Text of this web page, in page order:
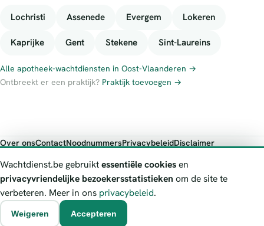
Lochristi Assenede Evergem Lokeren
Kaprijke Gent Stekene Sint-Laureins
Alle apotheek-wachtdiensten in Oost-Vlaanderen →
Ontbreekt er een praktijk? Praktijk toevoegen →
Over onsContactNoodnummersPrivacybeleidDisclaimer
Wachtdienst.be toont publieke wachtdienst-informatie ter oriëntatie.
Bij levensgevaar bel je altijd 112. Controleer altijd de actuele
wachtregeling bij de vermelde officiële bron.
© 2026 Wachtdienst.be
Wachtdienst.be gebruiktessentiële cookiesen
privacyvriendelijke bezoekersstatistieken om de site te
verbeteren. Meer in ons privacybeleid.
Weigeren Accepteren